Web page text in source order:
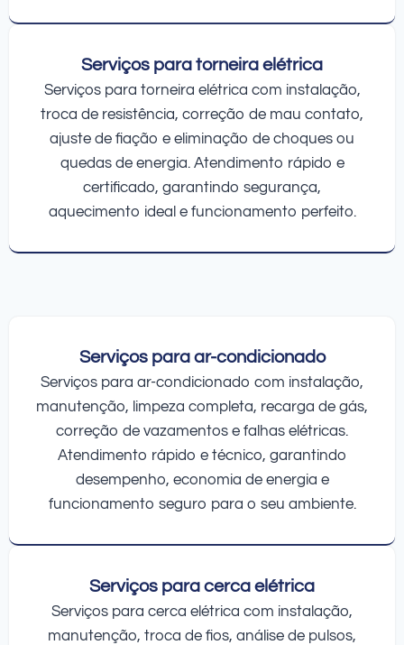
Serviços para torneira elétrica
Serviços para torneira elétrica com instalação,
troca de resistência, correção de mau contato,
ajuste de fiação e eliminação de choques ou
quedas de energia. Atendimento rápido e
certificado, garantindo segurança,
aquecimento ideal e funcionamento perfeito.
Serviços para ar-condicionado
Serviços para ar-condicionado com instalação,
manutenção, limpeza completa, recarga de gás,
correção de vazamentos e falhas elétricas.
Atendimento rápido e técnico, garantindo
desempenho, economia de energia e
funcionamento seguro para o seu ambiente.
Serviços para cerca elétrica
Serviços para cerca elétrica com instalação,
manutenção, troca de fios, análise de pulsos,